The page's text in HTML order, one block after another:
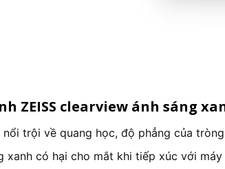
ZEISS clearview ánh sáng
nổi trội về quang học, độ phẳng của
xanh có hại cho mắt khi tiếp xúc với